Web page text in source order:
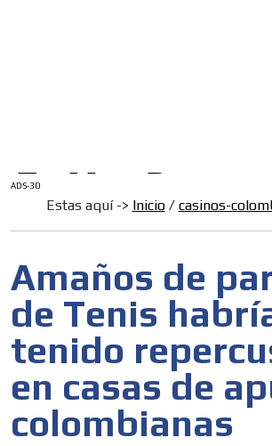
ADS-30
Estas aquí -> Inicio/ casinos-
Amaños de
de Tenis
tenido
en casas de
colombianas